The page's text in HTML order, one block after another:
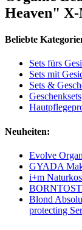
Heaven" X-
Beliebte
Sets fürs
Sets mit
Sets &
Geschenksets
Neuheiten:
Evolve
GYADA
i+m
Blond
protecting